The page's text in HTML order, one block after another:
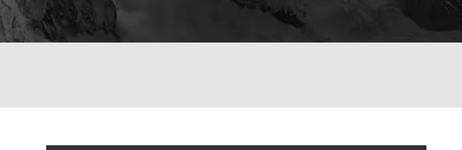
Español